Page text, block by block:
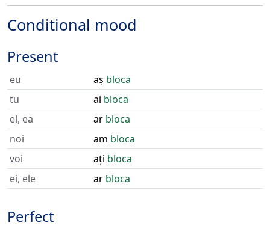
Conditional mood
Present
eu aș bloca
tu
ai bloca
el, ea
ar bloca
noi
am bloca
voi
ați bloca
ei, ele
ar bloca
Perfect